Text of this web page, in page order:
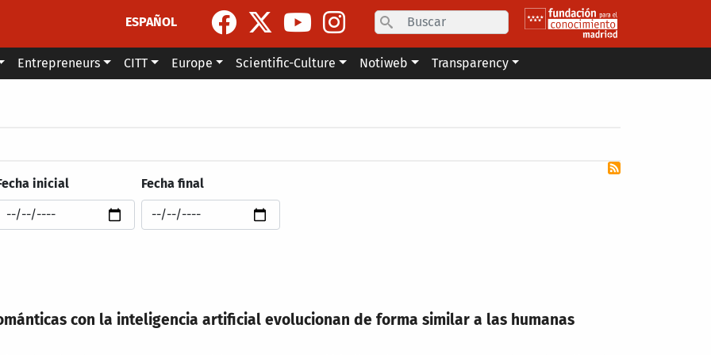
ESPAÑOL
Search
Entrepreneurs CITT Europe Scientific-Culture Notiweb Transparency
inicial Fecha final
con la inteligencia artificial evolucionan de forma similar a las humanas